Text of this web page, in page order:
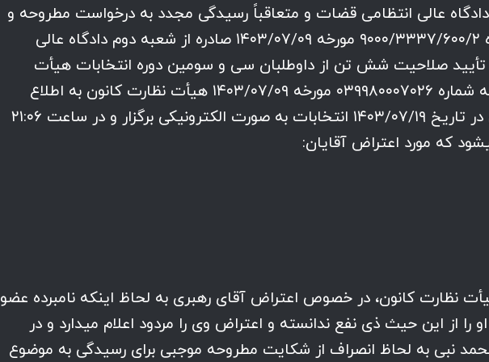
دوم دادگاه عالی انتظامی قضات و متعاقباً رسیدگی مجدد به درخواست مطروحه و
پس از ارسال نامه شماره ۹۰۰۰/۳۳۳۷/۶۰۰/۲ مورخه ۱۴۰۳/۰۷/۰۹ صادره از شعبه دوم دادگاه عالی
تأیید صلاحیت شش تن از داوطلبان سی و سومین دوره انتخابات هیأت
مدیره مراتب طی اطلاعیه شماره ۰۳۹۹۸۰۰۰۷۰۲۶ مورخه ۱۴۰۳/۰۷/۰۹ هیأت نظارت کانون به اطلاع
مخاطبین میرسد سپس در تاریخ ۱۴۰۳/۰۷/۱۹ انتخابات به صورت الکترونیکی برگزار و در ساعت ۲۱:۰۶
که مورد اعتراض آقایان:
نظارت کانون، در خصوص اعتراض آقای رهبری به لحاظ اینکه نامبرده عضو
را از این حیث ذی نفع ندانسته و اعتراض وی را مردود اعلام میدارد و در
نبی به لحاظ انصراف از شکایت مطروحه موجبی برای رسیدگی به موضوع